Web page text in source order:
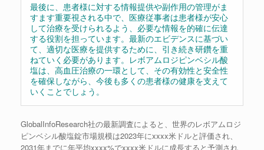
最後に、患者様に対する情報提供や副作用の管理がま
すます重要視される中で、医療従事者は患者様が安心
して治療を受けられるよう、必要な情報を的確に伝達
する役割を担っています。最新のエビデンスに基づい
て、適切な医療を提供するために、引き続き研鑽を重
ねていく必要があります。レボアムロジピンベシル酸
塩は、高血圧治療の一環として、その有効性と安全性
を確保しながら、今後も多くの患者様の健康を支えて
いくことでしょう。
GlobalInfoResearch社の最新調査によると、世界のレボアムロジ
ピンベシル酸塩錠市場規模は2023年にxxxx米ドルと評価され、
2031年までに年平均xxxx%でxxxx米ドルに成長すると予測され